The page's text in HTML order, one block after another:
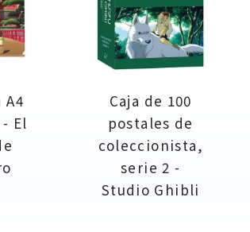
A4
El
Caja de 100
postales de
coleccionista,
serie 2 -
Studio Ghibli